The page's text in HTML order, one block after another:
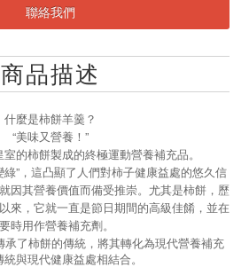
聯絡我們
商品描述
什麼是柿餅羊羹？
“美味又營養！”
的柿餅製成的終極運動營養補充品。
”，這凸顯了人們對柿子健康益處的悠久信
因其營養價值而備受推崇。尤其是柿餅，歷
來，它就一直是節日期間的高級佳餚，並在
時用作營養補充劑。
承了柿餅的傳統，將其轉化為現代營養補充
與現代健康益處相結合。